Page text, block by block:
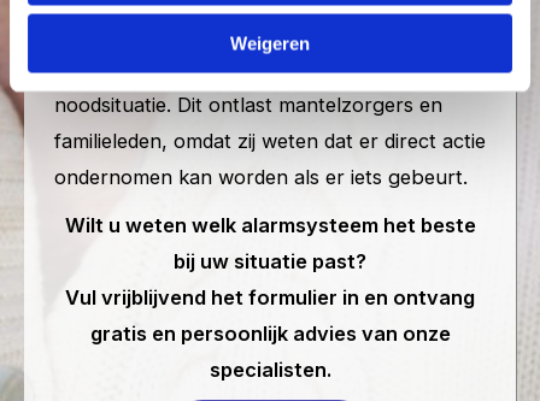
Weigeren
Hiermee kunnen zij uw locatie inzien en
ontvangen zij direct een melding bij een
noodsituatie. Dit ontlast mantelzorgers en
familieleden, omdat zij weten dat er direct actie
ondernomen kan worden als er iets gebeurt.
Wilt u weten welk alarmsysteem het beste
bij uw situatie past?
Vul vrijblijvend het formulier in en ontvang
gratis en persoonlijk advies van onze
specialisten.